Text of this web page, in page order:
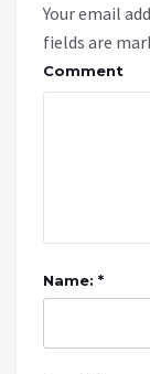
Your email
fields are
Comment
Name: *